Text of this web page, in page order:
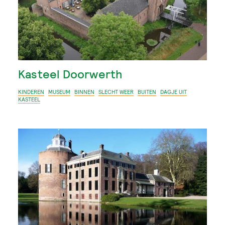
Kasteel Doorwerth
KINDEREN MUSEUM BINNEN SLECHT WEER BUITEN
DAGJE UIT
KASTEEL